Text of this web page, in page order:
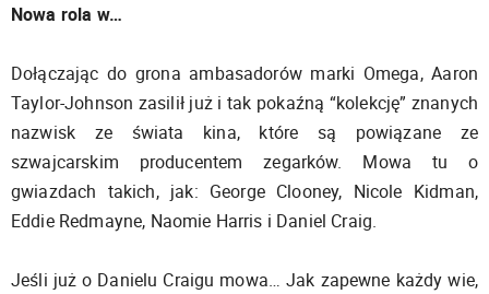
Nowa rola w…
Dołączając do grona ambasadorów marki Omega, Aaron
Taylor-Johnson zasilił już i tak pokaźną “kolekcję” znanych
nazwisk ze świata kina, które są powiązane ze
szwajcarskim producentem zegarków. Mowa tu o
gwiazdach takich, jak: George Clooney, Nicole Kidman,
Eddie Redmayne, Naomie Harris i Daniel Craig.
Jeśli już o Danielu Craigu mowa… Jak zapewne każdy wie,